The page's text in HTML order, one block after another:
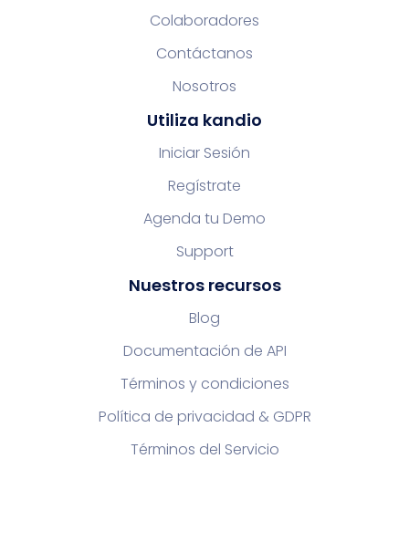
Colaboradores
Contáctanos
Nosotros
Utiliza kandio
Iniciar Sesión
Regístrate
Agenda tu Demo
Support
Nuestros recursos
Blog
Documentación de API
Términos y condiciones
Política de privacidad & GDPR
Términos del Servicio